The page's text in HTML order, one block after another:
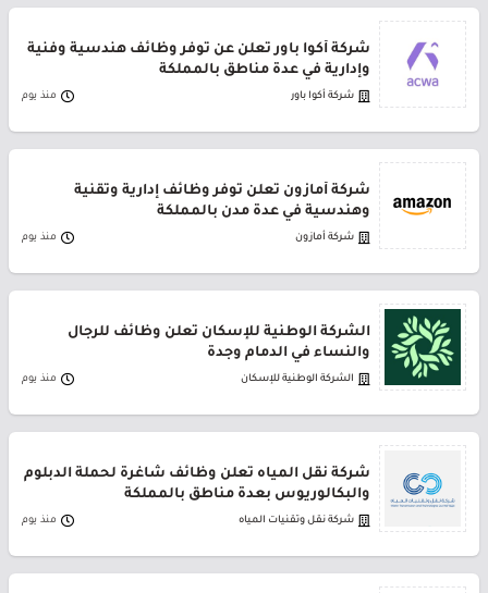
شركة أكوا باور تعلن عن توفر وظائف هندسية وفنية
وإدارية في عدة مناطق بالمملكة
شركة أكوا باور منذ يوم
شركة أمازون تعلن توفر وظائف إدارية وتقنية
وهندسية في عدة مدن بالمملكة
شركة أمازون منذ يوم
الشركة الوطنية للإسكان تعلن وظائف للرجال
والنساء في الدمام وجدة
الشركة الوطنية للإسكان منذ يوم
شركة نقل المياه تعلن وظائف شاغرة لحملة الدبلوم
والبكالوريوس بعدة مناطق بالمملكة
شركة نقل وتقنيات المياه منذ يوم